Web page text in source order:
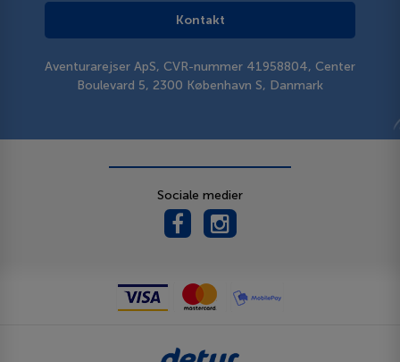
Kontakt
Aventurarejser ApS, CVR-nummer 41958804, Center
Boulevard 5, 2300 København S, Danmark
Sociale medier